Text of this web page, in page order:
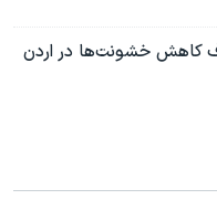
کاهش خشونت‌‌ها در اردن